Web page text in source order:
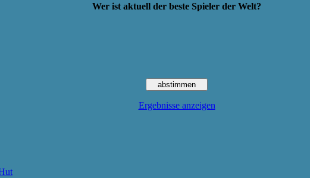
Wer ist aktuell der beste Spieler der Welt?
Ergebnisse anzeigen